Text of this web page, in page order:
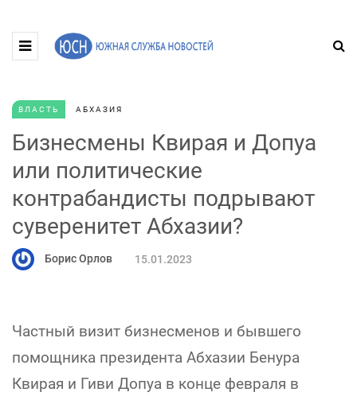
ВЛАСТЬ АБХАЗИЯ
Бизнесмены Квирая и Допуа
или политические
контрабандисты подрывают
суверенитет Абхазии?
Борис Орлов 15.01.2023
Частный визит бизнесменов и бывшего
помощника президента Абхазии Бенура
Квирая и Гиви Допуа в конце февраля в